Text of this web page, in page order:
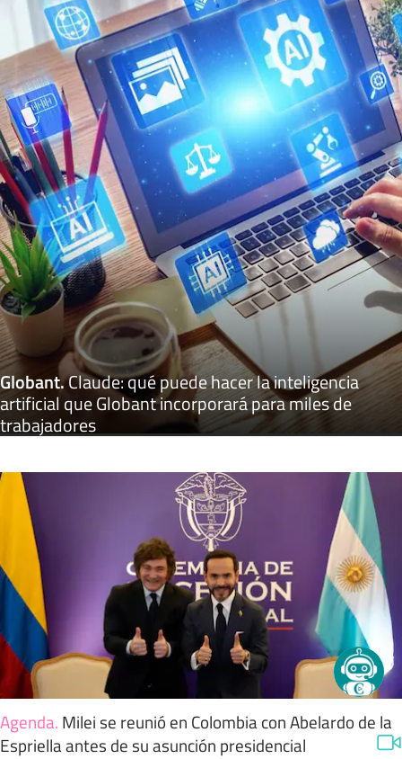
Globant.Claude: qué puede hacer la inteligencia
artificial que Globant incorporará para miles de
trabajadores
Agenda. Milei se reunió en Colombia con Abelardo de la
Espriella antes de su asunción presidencial